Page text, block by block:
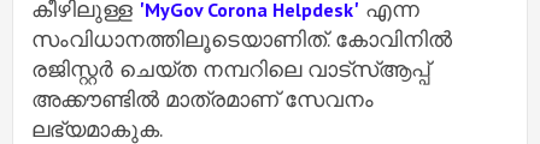
കീഴിലുള്ള 'MyGov Corona Helpdesk' എന്ന
സംവിധാനത്തിലൂടെയാണിത്. കോവിനിൽ
രജിസ്റ്റർ ചെയ്ത നമ്പറിലെ വാട്സ്ആപ്പ്
അക്കൗണ്ടിൽ മാത്രമാണ് സേവനം
ലഭ്യമാകുക.